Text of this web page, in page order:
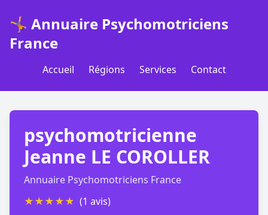
🤸 Annuaire Psychomotriciens
France
Accueil Régions Services Contact
psychomotricienne
Jeanne LE COROLLER
Annuaire Psychomotriciens France
★★★★★ (1 avis)